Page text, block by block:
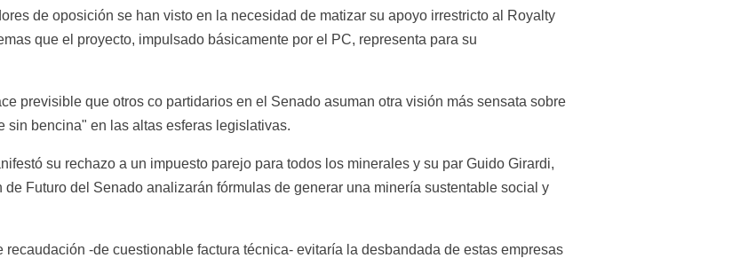
de oposición se han visto en la necesidad de matizar su apoyo irrestricto al Royalty
que el proyecto, impulsado básicamente por el PC, representa para su
previsible que otros co partidarios en el Senado asuman otra visión más sensata sobre
sin bencina" en las altas esferas legislativas.
su rechazo a un impuesto parejo para todos los minerales y su par Guido Girardi,
Futuro del Senado analizarán fórmulas de generar una minería sustentable social y
-de cuestionable factura técnica- evitaría la desbandada de estas empresas